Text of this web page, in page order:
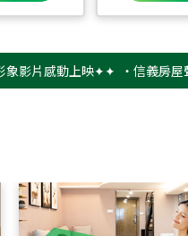
動上映✦✦ ‧信義房屋聲明稿